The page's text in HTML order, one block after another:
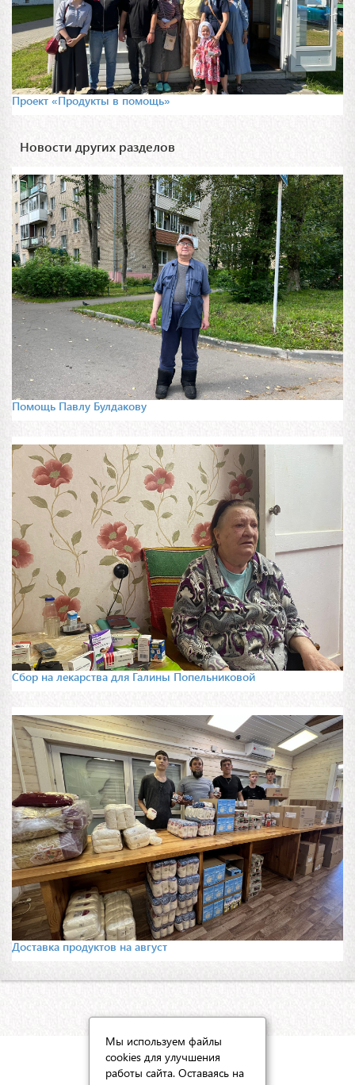
Проект «Продукты в помощь»
Новости других разделов
Помощь Павлу Булдакову
Сбор на лекарства для Галины Попельниковой
Доставка продуктов на август
КАРТА САЙТА
Мы используем файлы
cookies для улучшения
работы сайта. Оставаясь на